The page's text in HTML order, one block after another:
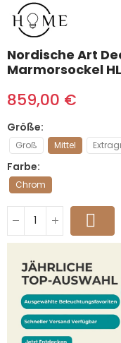
Nordische Art
Marmorsockel
859,00 €
Größe
Groß Mittel
Farbe
Chrom